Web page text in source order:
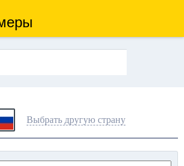
Выбрать другую страну